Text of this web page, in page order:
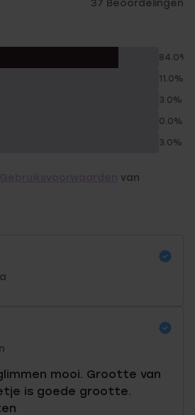
37 Beoordelingen
84.0%
11.0%
3.0%
0.0%
3.0%
van
mooi. Grootte van
is goede grootte.